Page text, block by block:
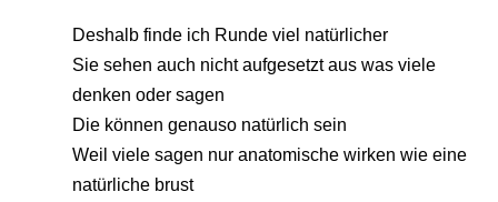
Deshalb finde ich Runde viel natürlicher
Sie sehen auch nicht aufgesetzt aus was viele
denken oder sagen
Die können genauso natürlich sein
Weil viele sagen nur anatomische wirken wie eine
natürliche brust